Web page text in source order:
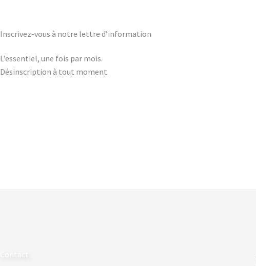
Inscrivez-vous à notre lettre d’information
L’essentiel, une fois par mois.
Désinscription à tout moment.